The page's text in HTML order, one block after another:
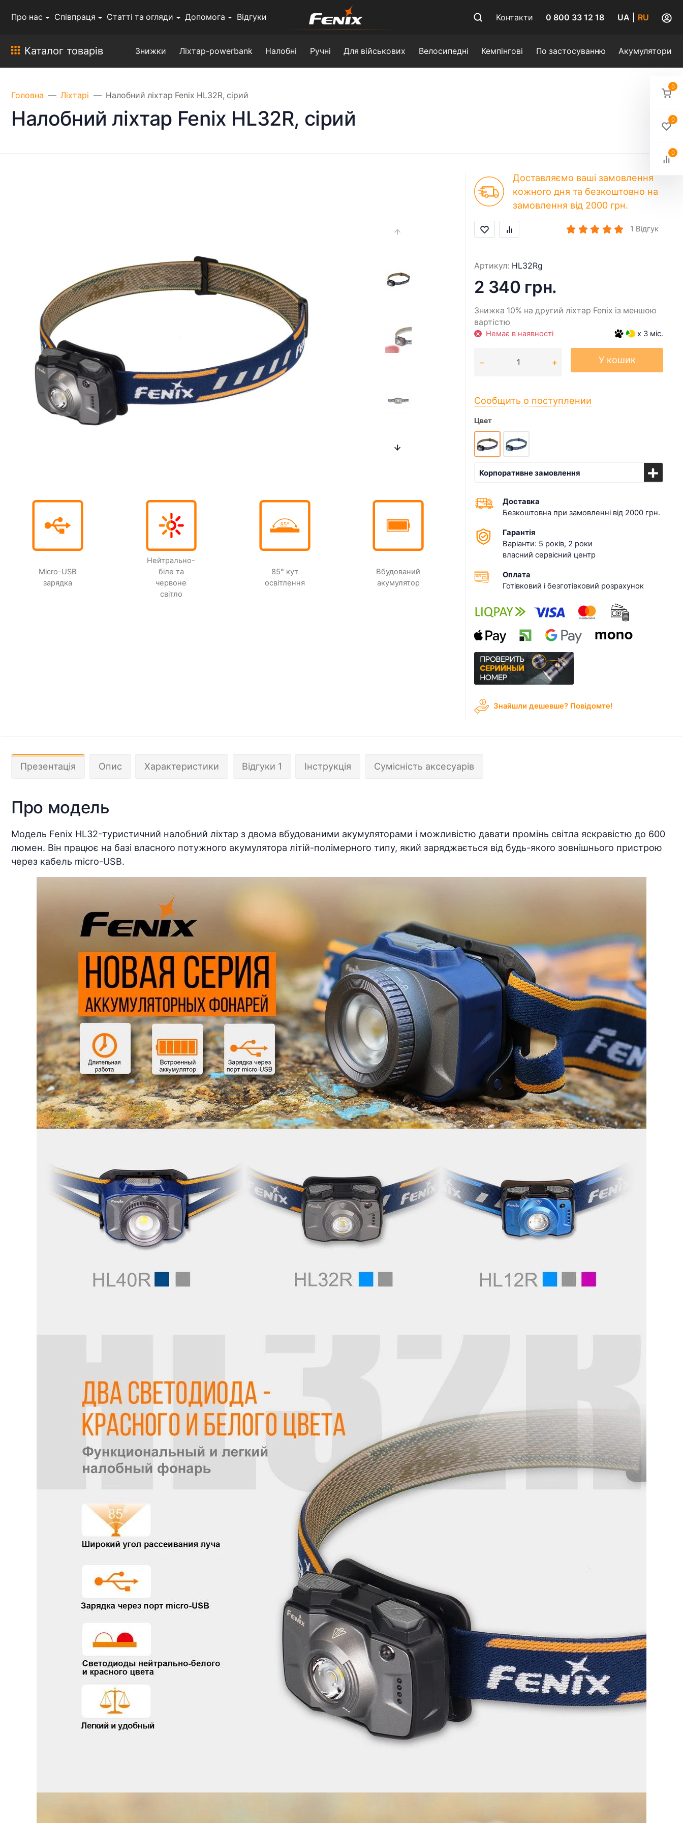
Про нас Співпраця Статті та огляди Допомога Відгуки Контакти 0 800 33 12 18 UA RU
Каталог товарів Знижки Ліхтар-powerbank Налобні Ручні Для військових Велосипедні Кемпінгові По застосуванню Акумулятори
Головна Ліхтарі Налобний ліхтар Fenix HL32R, сірий
Налобний ліхтар Fenix HL32R, сірий
Micro-USB
зарядка
Нейтрально-
біле та
червоне
світло
85° кут
освітлення
Вбудований
акумулятор
Доставляємо ваші замовлення
кожного дня та безкоштовно на
замовлення від 2000 грн.
1 Відгук
Артикул: HL32Rg
2 340 грн.
Знижка 10% на другий ліхтар Fenix із меншою
вартістю
Немає в наявності x 3 міс.
У кошик
Сообщить о поступлении
Цвет
Корпоративне замовлення
Доставка
Безкоштовна при замовленні від 2000 грн.
Гарантія
Варіанти: 5 років, 2 роки
власний сервісний центр
Оплата
Готівковий і безготівковий розрахунок
Знайшли дешевше? Повідомте!
Презентація Опис Характеристики Відгуки 1 Інструкція Сумісність аксесуарів
Про модель
Модель Fenix HL32-туристичний налобний ліхтар з двома вбудованими акумуляторами і можливістю давати промінь світла яскравістю до 600
люмен. Він працює на базі власного потужного акумулятора літій-полімерного типу, який заряджається від будь-якого зовнішнього пристрою
через кабель micro-USB.
0
0
0